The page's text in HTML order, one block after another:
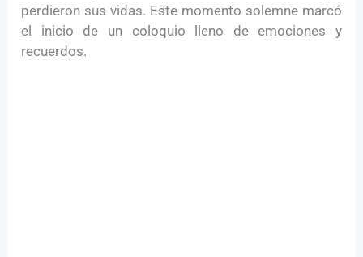
perdieron sus vidas. Este momento solemne marcó
el inicio de un coloquio lleno de emociones y
recuerdos.